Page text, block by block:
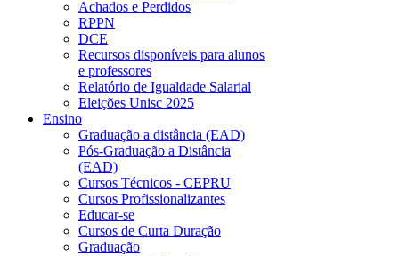
Achados e Perdidos
RPPN
DCE
Recursos disponíveis para alunos
e professores
Relatório de Igualdade Salarial
Eleições Unisc 2025
Ensino
Graduação a distância (EAD)
Pós-Graduação a Distância
(EAD)
Cursos Técnicos - CEPRU
Cursos Profissionalizantes
Educar-se
Cursos de Curta Duração
Graduação